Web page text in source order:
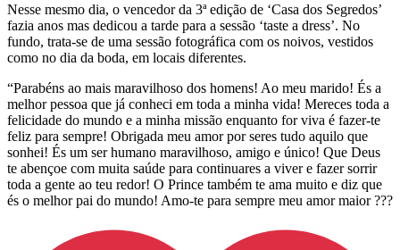
Nesse mesmo dia, o vencedor da 3ª edição de ‘Casa dos Segredos’
fazia anos mas dedicou a tarde para a sessão ‘taste a dress’. No
fundo, trata-se de uma sessão fotográfica com os noivos, vestidos
como no dia da boda, em locais diferentes.
“Parabéns ao mais maravilhoso dos homens! Ao meu marido! És a
melhor pessoa que já conheci em toda a minha vida! Mereces toda a
felicidade do mundo e a minha missão enquanto for viva é fazer-te
feliz para sempre! Obrigada meu amor por seres tudo aquilo que
sonhei! És um ser humano maravilhoso, amigo e único! Que Deus
te abençoe com muita saúde para continuares a viver e fazer sorrir
toda a gente ao teu redor! O Prince também te ama muito e diz que
és o melhor pai do mundo! Amo-te para sempre meu amor maior ???